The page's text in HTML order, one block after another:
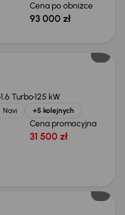
Cena po obniżce
93 000 zł
1.6 Turbo125 kW
Navi +5 kolejnych
Cena promocyjna
31 500 zł